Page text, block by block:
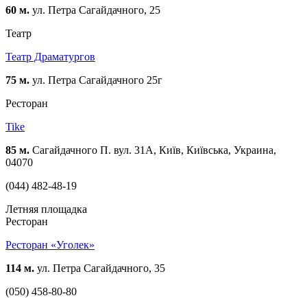
60 м. ул. Петра Сагайдачного, 25
Театр
Театр Драматургов
75 м. ул. Петра Сагайдачного 25г
Ресторан
Tike
85 м. Сагайдачного П. вул. 31А, Київ, Київська, Украина,
04070
(044) 482-48-19
Летняя площадка
Ресторан
Ресторан «Уголек»
114 м. ул. Петра Сагайдачного, 35
(050) 458-80-80